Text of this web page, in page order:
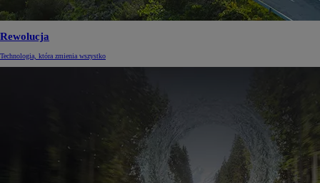
Rewolucja
Technologia, która zmienia wszystko